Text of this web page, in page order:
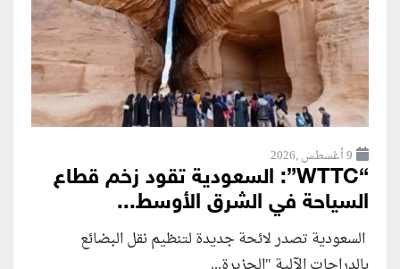
9 أغسطس ,2026
“WTTC”: السعودية تقود زخم قطاع
السياحة في الشرق الأوسط...
السعودية تصدر لائحة جديدة لتنظيم نقل البضائع